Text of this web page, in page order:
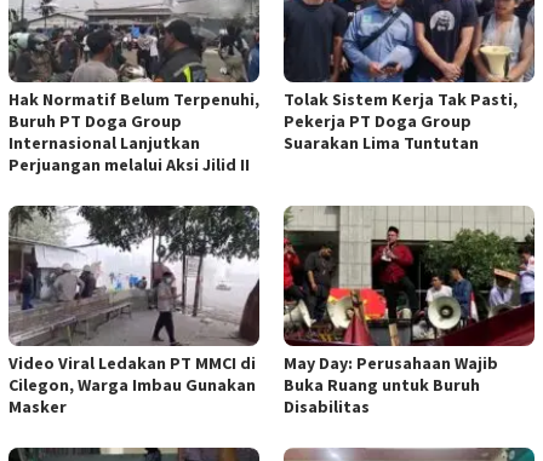
Hak Normatif Belum Terpenuhi,
Buruh PT Doga Group
Internasional Lanjutkan
Perjuangan melalui Aksi Jilid II
Tolak Sistem Kerja Tak Pasti,
Pekerja PT Doga Group
Suarakan Lima Tuntutan
Video Viral Ledakan PT MMCI di
Cilegon, Warga Imbau Gunakan
Masker
May Day: Perusahaan Wajib
Buka Ruang untuk Buruh
Disabilitas